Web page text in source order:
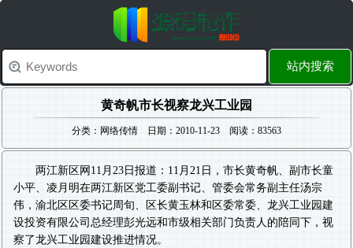
站内搜索
黄奇帆市长视察龙兴工业园
分类：网络传情 日期：2010-11-23 阅读：83563
两江新区网11月23日报道：11月21日，市长黄奇帆、副市长童
小平、凌月明在两江新区党工委副书记、管委会常务副主任汤宗
伟，渝北区区委书记周旬、区长黄玉林和区委常委、龙兴工业园建
设投资有限公司总经理彭光远和市级相关部门负责人的陪同下，视
察了龙兴工业园建设推进情况。